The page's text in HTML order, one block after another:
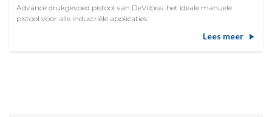
Advance drukgevoed pistool van DeVilbiss: het ideale manuele
pistool voor alle industriële applicaties.
Lees meer